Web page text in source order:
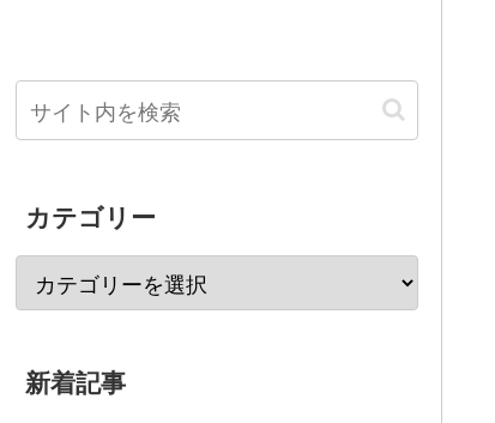
カテゴリー
新着記事